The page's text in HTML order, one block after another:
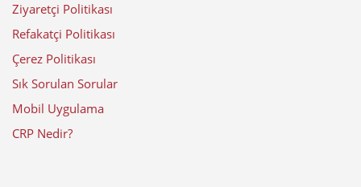
Ziyaretçi Politikası
Refakatçi Politikası
Çerez Politikası
Sık Sorulan Sorular
Mobil Uygulama
CRP Nedir?